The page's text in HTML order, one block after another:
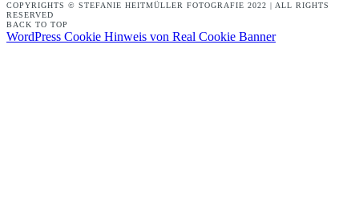
COPYRIGHTS © STEFANIE HEITMÜLLER FOTOGRAFIE 2022 | ALL RIGHTS
RESERVED
BACK TO TOP
WordPress Cookie Hinweis von Real Cookie Banner